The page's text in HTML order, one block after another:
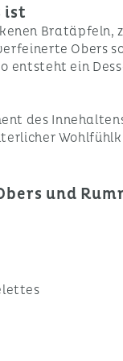
ist
Obers
entsteht ein
des
und